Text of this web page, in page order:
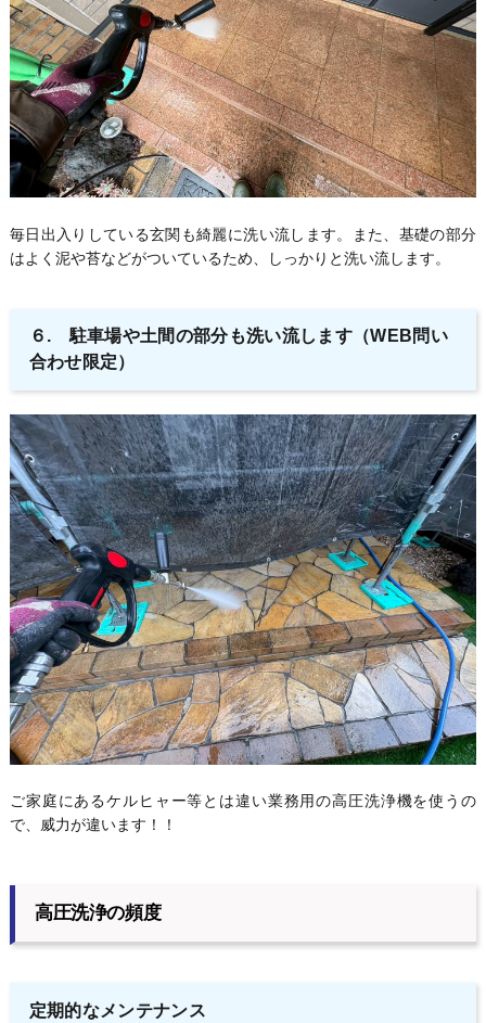
毎日出入りしている玄関も綺麗に洗い流します。また、基礎の部分
はよく泥や苔などがついているため、しっかりと洗い流します。
６. 駐車場や土間の部分も洗い流します（WEB問い
合わせ限定）
ご家庭にあるケルヒャー等とは違い業務用の高圧洗浄機を使うの
で、威力が違います！！
高圧洗浄の頻度
定期的なメンテナンス